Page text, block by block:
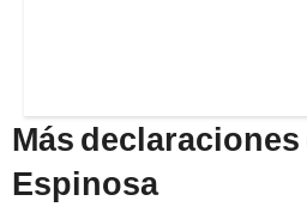
Más
Espinosa